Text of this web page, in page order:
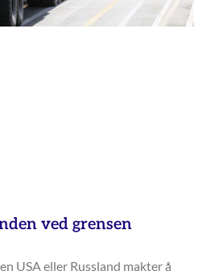
ved grensen
USA eller Russland makter å